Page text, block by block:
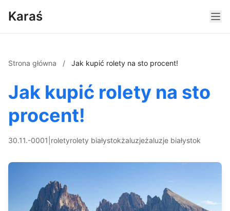
Karaś
Strona główna / Jak kupić rolety na sto procent!
Jak kupić rolety na sto
procent!
30.11.-0001 roletyrolety białystokżaluzjeżaluzje białystok